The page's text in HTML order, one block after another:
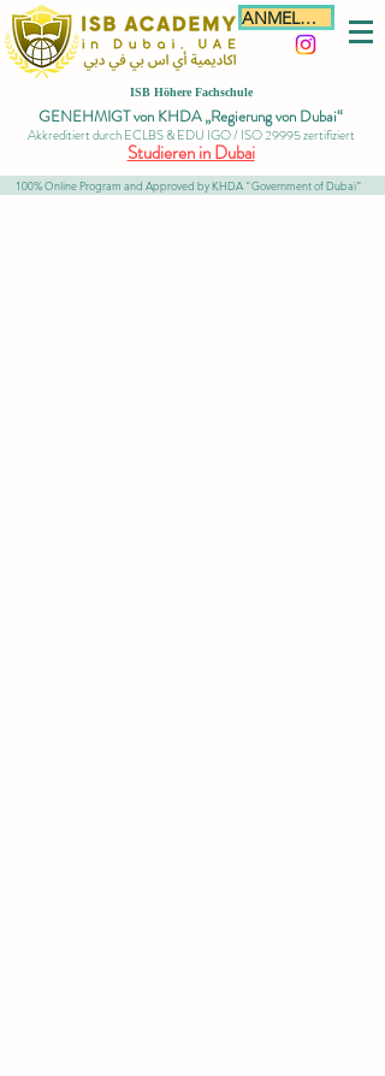
ANMELDEN
ISB Höhere Fachschule
GENEHMIGT von KHDA „Regierung von Dubai“
Akkreditiert durch ECLBS & EDU IGO / ISO 29995 zertifiziert
Studieren in Dubai
100% Online Program and Approved by KHDA "Government of Dubai"